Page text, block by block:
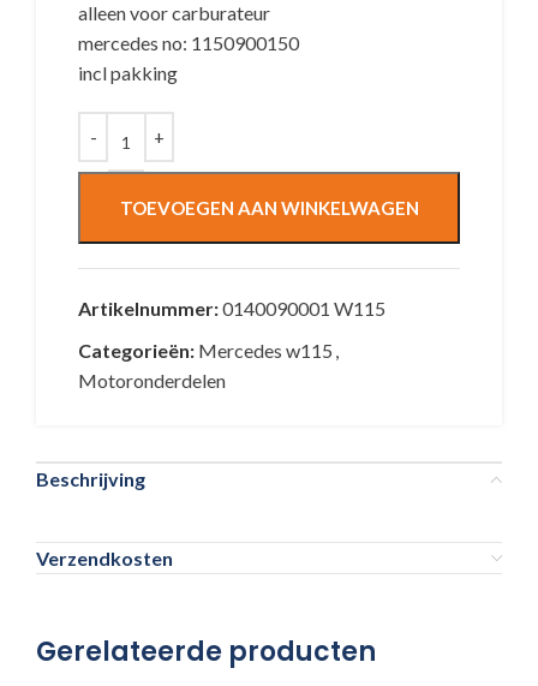
alleen voor carburateur
mercedes no: 1150900150
incl pakking
TOEVOEGEN AAN WINKELWAGEN
Artikelnummer:0140090001 W115
Categorieën: Mercedes w115 ,
Motoronderdelen
Beschrijving
Verzendkosten
Gerelateerde producten